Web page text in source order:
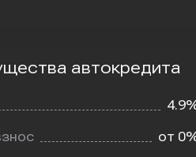
автокредита
от